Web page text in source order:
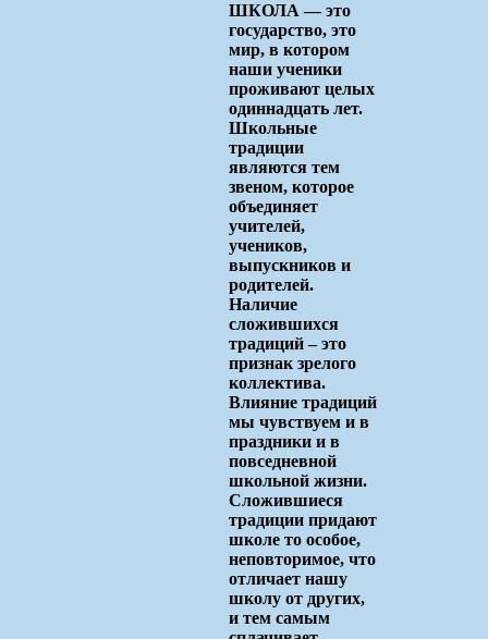
ШКОЛА — это
государство, это
мир, в котором
наши ученики
проживают целых
одиннадцать лет.
Школьные
традиции
являются тем
звеном, которое
объединяет
учителей,
учеников,
выпускников и
родителей.
Наличие
сложившихся
традиций – это
признак зрелого
коллектива.
Влияние традиций
мы чувствуем и в
праздники и в
повседневной
школьной жизни.
Сложившиеся
традиции придают
школе то особое,
неповторимое, что
отличает нашу
школу от других,
и тем самым